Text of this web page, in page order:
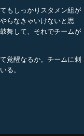
もしっかりスタメン組が
らなきゃいけないと思
舞して、それでチームが
覚醒なるか。チームに刺
る。